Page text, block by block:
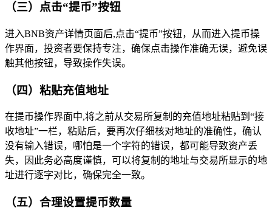
（三）点击“提币”按钮
进入BNB资产详情页面后,点击“提币”按钮，从而进入提币操
作界面，投资者要保持专注，确保点击操作准确无误，避免误
触其他按钮，导致操作失误。
（四）粘贴充值地址
在提币操作界面中,将之前从交易所复制的充值地址粘贴到“接
收地址”一栏，粘贴后，要再次仔细核对地址的准确性，确认
没有输入错误，哪怕是一个字符的错误，都可能导致资产丢
失，因此务必高度谨慎，可以将复制的地址与交易所显示的地
址进行逐字对比，确保完全一致。
（五）合理设置提币数量